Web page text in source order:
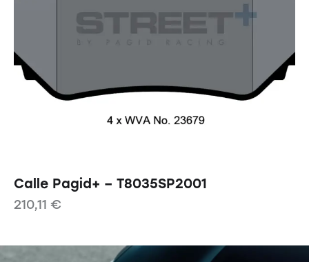
Calle Pagid+ – T8035SP2001
210,11 €